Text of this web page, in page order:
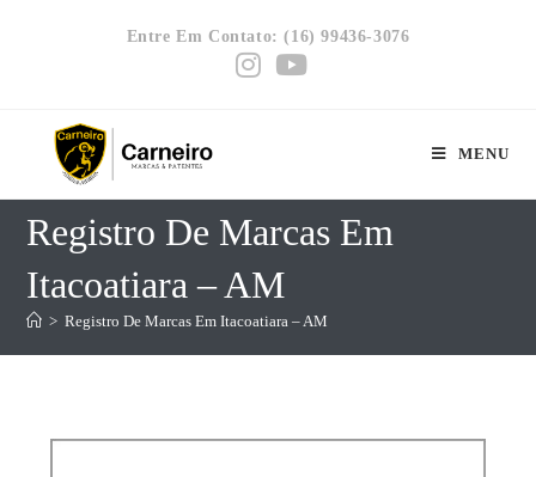
Entre Em Contato: (16) 99436-3076
MENU
Registro De Marcas Em
Itacoatiara – AM
> Registro De Marcas Em Itacoatiara – AM